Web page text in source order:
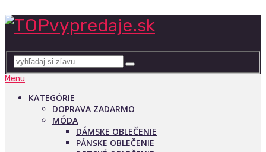
Menu
KATEGÓRIE
DOPRAVA ZADARMO
MÓDA
DÁMSKE OBLEČENIE
PÁNSKE OBLEČENIE